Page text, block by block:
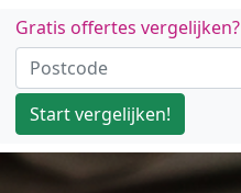
Gratis offertes vergelijken?
Start vergelijken!